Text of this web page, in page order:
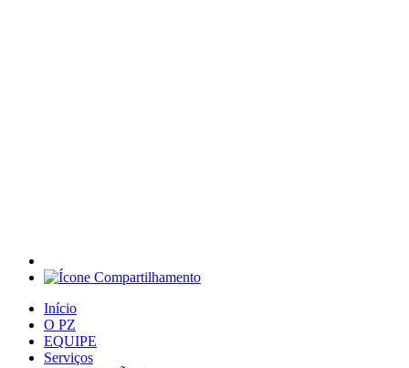
Início
O PZ
EQUIPE
Serviços